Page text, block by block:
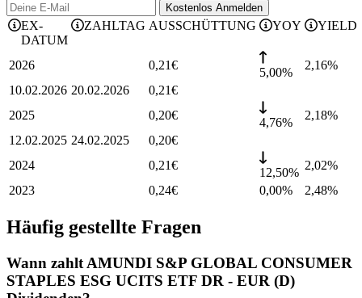
Kostenlos Anmelden
EX-
DATUM
ZAHLTAG AUSSCHÜTTUNG YOY YIELD
2026 0,21€
5,00%
2,16%
10.02.2026 20.02.2026 0,21€
2025
0,20€
4,76%
2,18%
12.02.2025 24.02.2025 0,20€
2024
0,21€
12,50%
2,02%
2023
0,24€ 0,00% 2,48%
Häufig gestellte Fragen
Wann zahlt AMUNDI S&P GLOBAL CONSUMER
STAPLES ESG UCITS ETF DR - EUR (D)